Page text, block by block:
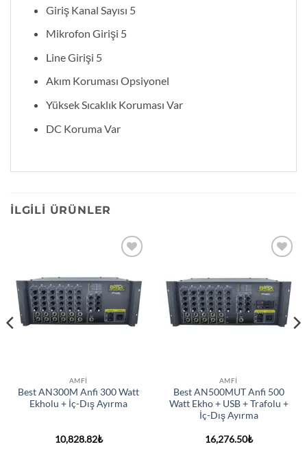
Giriş Kanal Sayısı 5
Mikrofon Girişi 5
Line Girişi 5
Akım Koruması Opsiyonel
Yüksek Sıcaklık Koruması Var
DC Koruma Var
İLGILI ÜRÜNLER
wishlist
AMFI
Best AN300M Anfi 300 Watt
Ekholu + İç-Dış Ayırma
10,828.82₺
wishlist
AMFI
Best AN500MUT Anfi 500
Watt Ekho + USB + Trafolu +
İç-Dış Ayırma
16,276.50₺